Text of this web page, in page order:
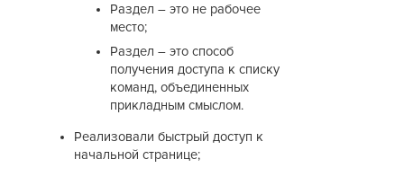
Раздел – это не рабочее
место;
Раздел – это способ
получения доступа к списку
команд, объединенных
прикладным смыслом.
Реализовали быстрый доступ к
начальной странице;